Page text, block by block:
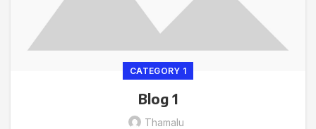
CATEGORY 1
Blog 1
Thamalu